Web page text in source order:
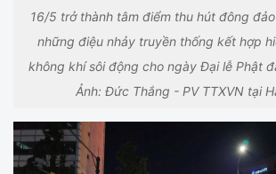
16/5 trở thành tâm điểm thu hút đông
những điệu nhảy truyền thống kết hợp
không khí sôi động cho ngày Đại lễ Phật
Ảnh: Đức Thắng - PV TTXVN tại